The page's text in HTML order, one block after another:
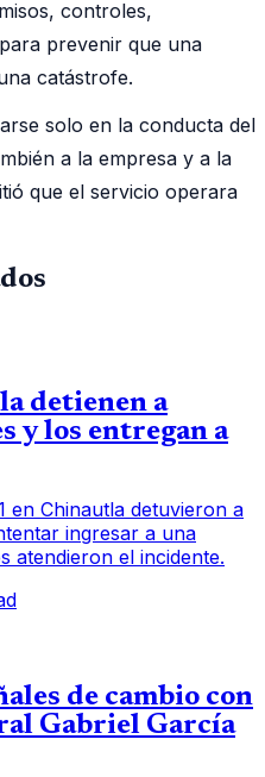
controles,
prevenir que una
catástrofe.
solo en la conducta del
a la empresa y a la
que el servicio operara
detienen a
y los entregan a
en Chinautla detuvieron a
ingresar a una
atendieron el incidente.
de cambio con
Gabriel García